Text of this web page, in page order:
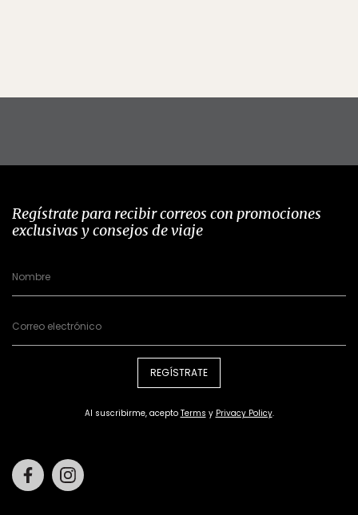
Regístrate para recibir correos con promociones
exclusivas y consejos de viaje
REGÍSTRATE
Al suscribirme, acepto Terms y Privacy Policy.
Facebook